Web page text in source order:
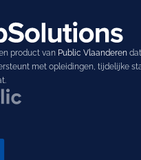
product van Public Vlaanderen
met opleidingen, tijdelijke